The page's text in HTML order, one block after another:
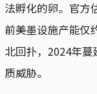
法孵化的卵。官方
前美墨设施产能仅
北回扑，2024年
质威胁。